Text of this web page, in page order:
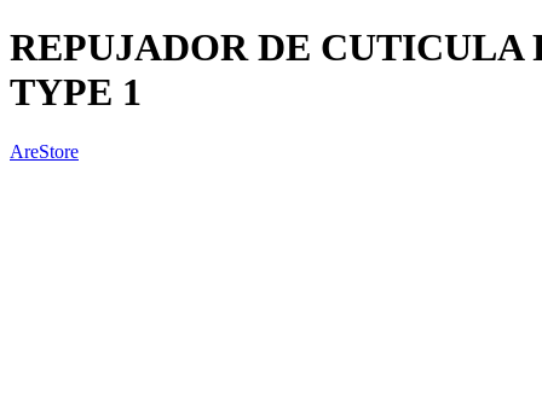
REPUJADOR DE CUTICULA
TYPE 1
AreStore